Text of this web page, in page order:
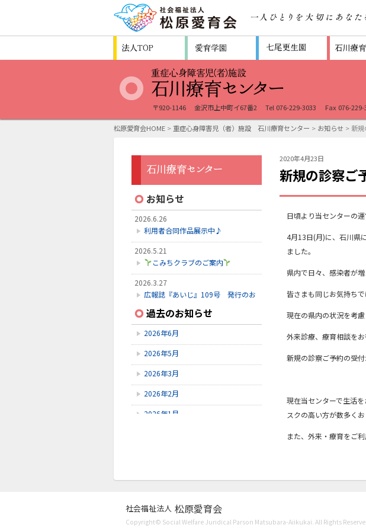
〒920-1146 金沢市上中町イ67番2 Tel 076-229-3033 Fax 076-229-
松原愛育会HOME >重症心身障害児（者）施設 石川療育センター > お知らせ > 新
2020年4月23日
新規の診察ご
日頃より当センターの
4月13日(月)に、石川県
ました。
県内で日々、感染者が
皆さまも同じお気持ちで
現在の県内の状況を考慮
外来診療、療育相談を
新規の診察ご予約の受
現在当センターで生活
スクの高い方が数多くお
また、外来・療育をご
お知らせ
2026.6.26
利用者合同作品展示中♪
2026.5.21
こみちクラブのご案内
2026.3.27
広報誌『あいじ』109号 発行のお
2026.3.24
初診受付方法 見直しのお知らせ
2026.2.28
3月こみちクラブのお知らせ
過去のお知らせ
2026年6月
2026年5月
2026年3月
2026年2月
2026年1月
2025年8月
社会福祉法人 松原愛育会
Copyright© Social Welfare Juridical Parson Matsubara-Aiikukai. All Rights